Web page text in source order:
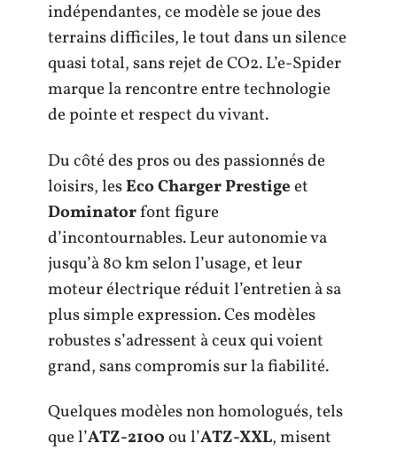
indépendantes, ce modèle se joue des
terrains difficiles, le tout dans un silence
quasi total, sans rejet de CO2. L’e-Spider
marque la rencontre entre technologie
de pointe et respect du vivant.
Du côté des pros ou des passionnés de
loisirs, lesEco Charger Prestigeet
Dominatorfont figure
d’incontournables. Leur autonomie va
jusqu’à 80 km selon l’usage, et leur
moteur électrique réduit l’entretien à sa
plus simple expression. Ces modèles
robustes s’adressent à ceux qui voient
grand, sans compromis sur la fiabilité.
Quelques modèles non homologués, tels
que l’ATZ-2100ou l’ATZ-XXL, misent